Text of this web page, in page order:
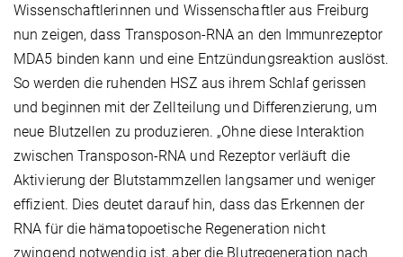
Wissenschaftlerinnen und Wissenschaftler aus Freiburg
nun zeigen, dass Transposon-RNA an den Immunrezeptor
MDA5 binden kann und eine Entzündungsreaktion auslöst.
So werden die ruhenden HSZ aus ihrem Schlaf gerissen
und beginnen mit der Zellteilung und Differenzierung, um
neue Blutzellen zu produzieren. „Ohne diese Interaktion
zwischen Transposon-RNA und Rezeptor verläuft die
Aktivierung der Blutstammzellen langsamer und weniger
effizient. Dies deutet darauf hin, dass das Erkennen der
RNA für die hämatopoetische Regeneration nicht
zwingend notwendig ist, aber die Blutregeneration nach